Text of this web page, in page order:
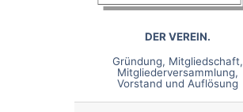
DER VEREIN.
Gründung, Mitgliedschaft,
Mitgliederversammlung,
Vorstand und Auflösung